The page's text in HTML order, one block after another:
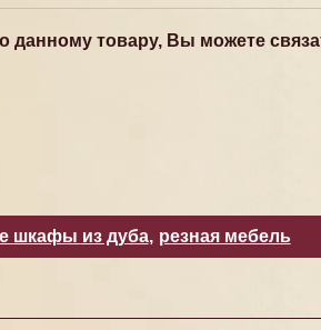
данному товару, Вы можете
шкафы из дуба, резная мебель